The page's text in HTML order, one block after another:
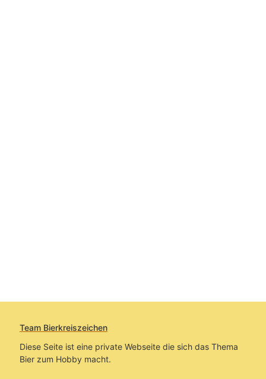
Team Bierkreiszeichen
Diese Seite ist eine private Webseite die sich das Thema
Bier zum Hobby macht.